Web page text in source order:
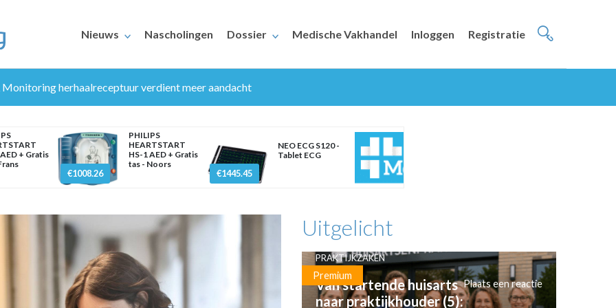
Nieuws Nascholingen Dossier Medische Vakhandel Inloggen Registratie
herhaalreceptuur verdient meer aandacht
+ Gratis
€1008.26
PHILIPS
HEARTSTART
HS-1 AED + Gratis
tas - Noors
€1445.45
NEO ECG S120 -
Tablet ECG
Uitgelicht
Premium
PRAKTIJKZAKEN
Van startende huisarts
naar praktijkhouder (5):
Plaats een reactie